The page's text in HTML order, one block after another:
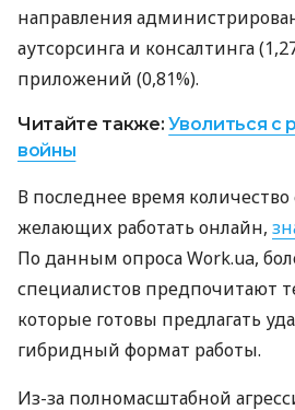
направления
аутсорсинга и консалтинга
приложений (0,81%).
Читайте также:Уволиться с
войны
В последнее время
желающих работать онлайн,
По данным опроса Work.ua,
специалистов предпочитают
которые готовы предлагать
гибридный формат работы.
Из-за полномасштабной